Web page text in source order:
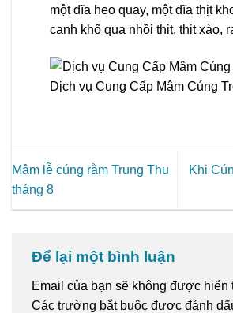
một đĩa heo quay, một đĩa thịt
canh khổ qua nhồi thịt, thịt xào,
Dịch vụ Cung Cấp Mâm Cúng
Mâm lễ cúng rằm Trung Thu
tháng 8
Khi
Để lại một bình luận
Email của bạn sẽ không được hiển
Các trường bắt buộc được đánh